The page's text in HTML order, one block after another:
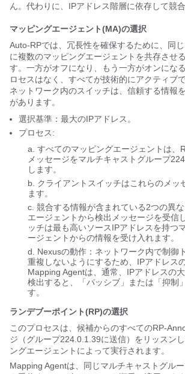
ん。代わりに、IPアドレス階層に依存して競
マッピングエージェント(MA)の選択
Auto-RPでは、冗長性を確保するために、同
に複数のマッピングエージェントを共存させ
す。一方がオフになり、もう一方がオンにな
ロセスはなく、すべてが技術的にアクティブ
ネットワーク内のスイッチは、信頼する情報
があります。
選択基準：最大のIPアドレス。
プロセス:
すべてのマッピングエージェントは、
メッセージをマルチキャストグループ
します。
クライアントスイッチはこれらのメッ
ます。
競合する情報が含まれている2つの異な
エージェントから検出メッセージを受信
ッチは最も高いソースIPアドレスを持つ
ージェントからの情報を受け入れます。
Nexusの動作：ネットワーク内で制御
重複しないようにするため、IPアドレス
Mapping Agentは、通常、IPアドレスの
検出すると、「パッシブ」または「抑制
す。
ランデブーポイント(RP)の選択
このプロセスは、候補からのすべてのRP-
ジ（グループ224.0.1.39に送信）をリッスン
ングエージェントによって実行されます。
Mapping Agentは、同じマルチキャストグル